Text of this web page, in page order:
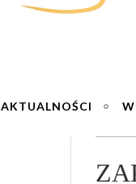
AKTUALNOŚCI